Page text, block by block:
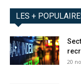
LES +
20